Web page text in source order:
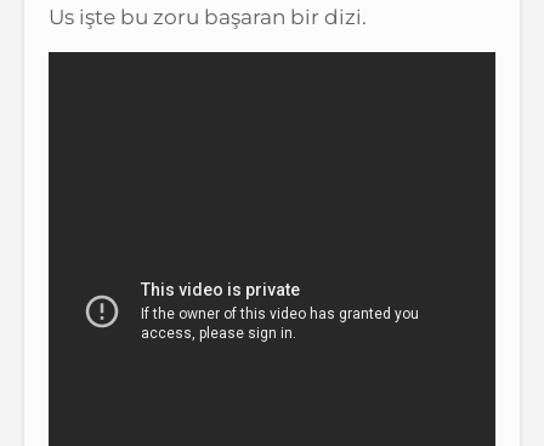
Us işte bu zoru başaran bir dizi.